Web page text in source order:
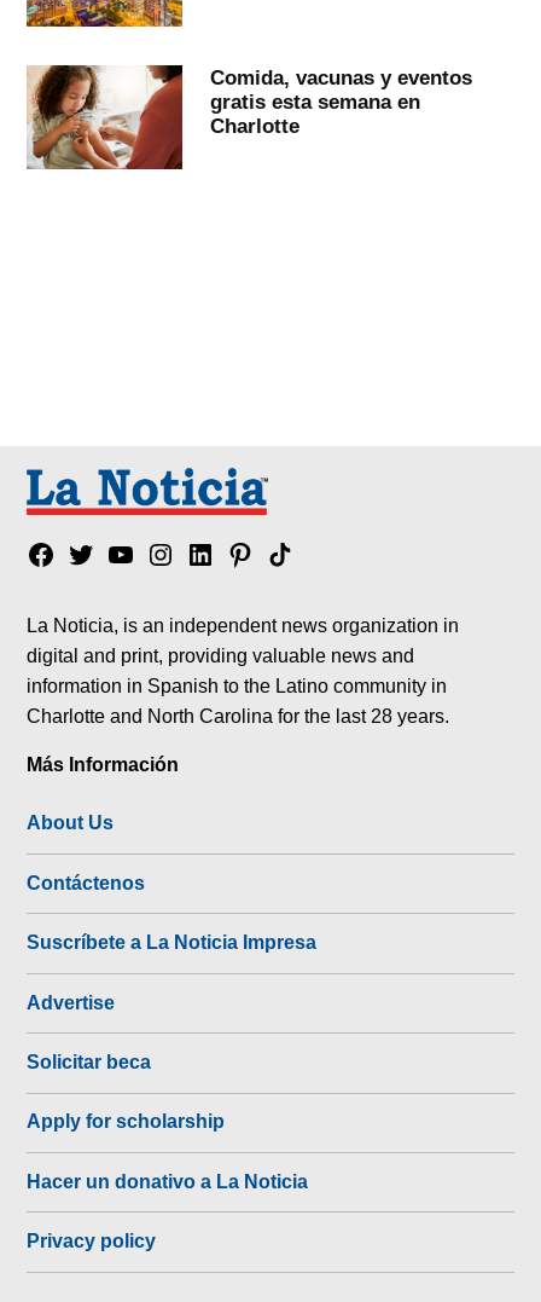
Comida, vacunas y eventos
gratis esta semana en
Charlotte
Facebook
TwitterYouTubeInstagram
LinkedinPinterest
Tik
La Noticia, is an independent news organization in
digital and print, providing valuable news and
information in Spanish to the Latino community in
Charlotte and North Carolina for the last 28 years.
Más Información
About Us
Contáctenos
Suscríbete a La Noticia Impresa
Advertise
Solicitar beca
Apply for scholarship
Hacer un donativo a La Noticia
Privacy policy